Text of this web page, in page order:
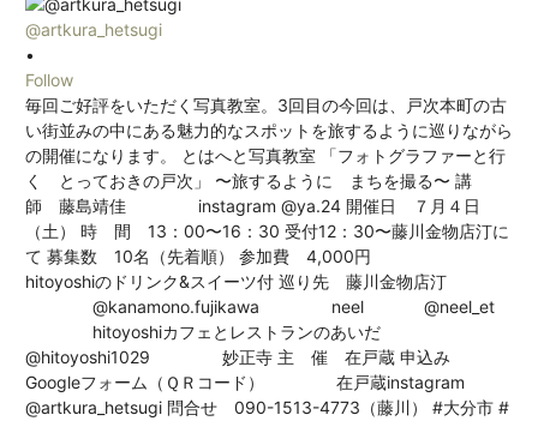
@artkura_hetsugi
•
Follow
毎回ご好評をいただく写真教室。3回目の今回は、戸次本町の古
い街並みの中にある魅力的なスポットを旅するように巡りながら
の開催になります。 とはへと写真教室 「フォトグラファーと行
く とっておきの戸次」 〜旅するように まちを撮る〜 講
師 藤島靖佳 instagram @ya.24 開催日 ７月４日
（土） 時 間 13：00〜16：30 受付12：30〜藤川金物店汀に
て 募集数 10名（先着順） 参加費 4,000円
hitoyoshiのドリンク&スイーツ付 巡り先 藤川金物店汀
@kanamono.fujikawa neel @neel_et
hitoyoshiカフェとレストランのあいだ
@hitoyoshi1029 妙正寺 主 催 在戸蔵 申込み
Googleフォーム（ＱＲコード） 在戸蔵instagram
@artkura_hetsugi 問合せ 090-1513-4773（藤川） #大分市 #